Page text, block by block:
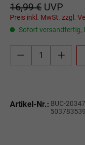
16,99 € UVP
Preis inkl.
Sofort versandfertig,
Artikel-Nr.: BUC-